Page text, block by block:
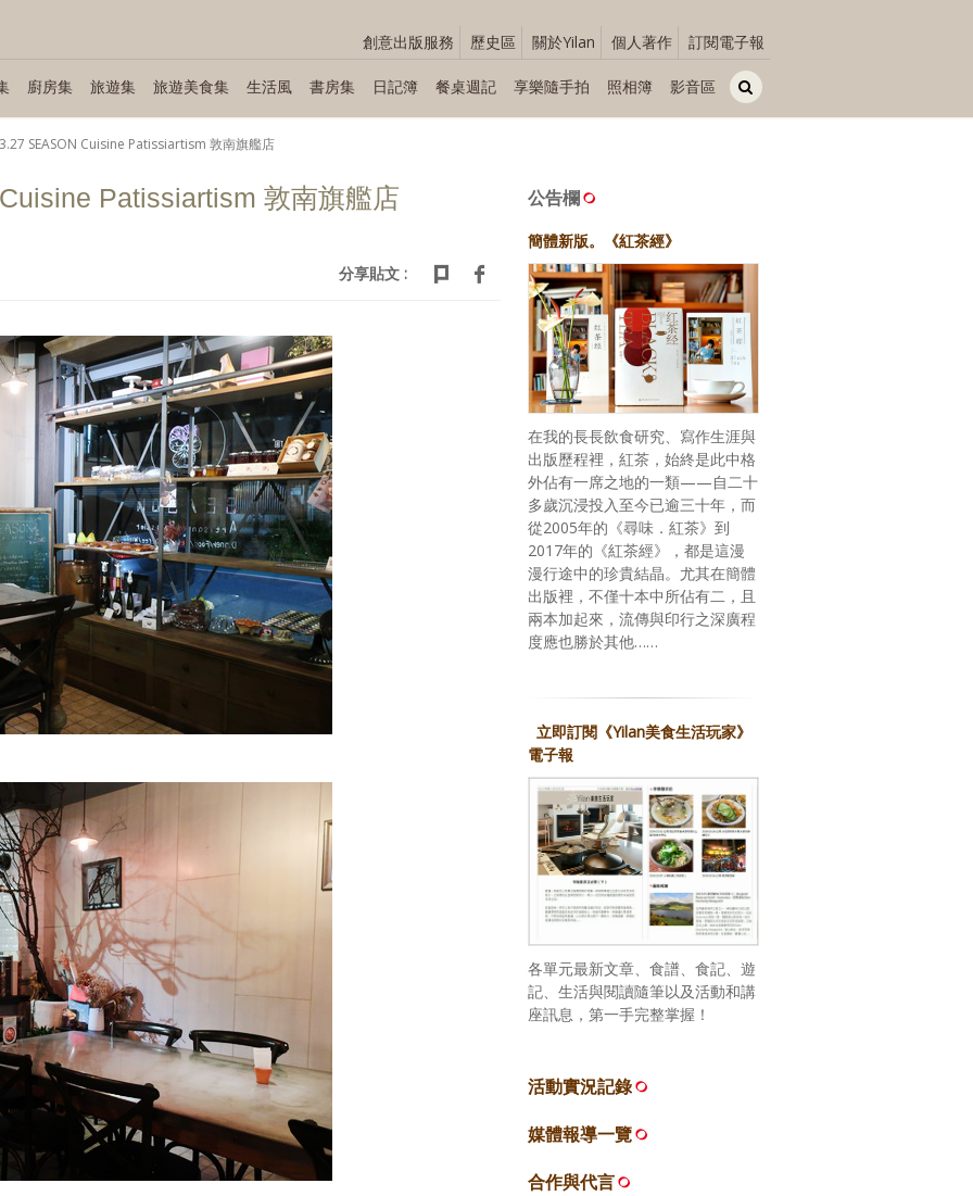
創意出版服務 歷史區 關於Yilan 個人著作 訂閱電子報
廚房集 旅遊集 旅遊美食集 生活風 書房集 日記簿 餐桌週記 享樂隨手拍 照相簿 影音區
SEASON Cuisine Patissiartism 敦南旗艦店
Patissiartism 敦南旗艦店
分享貼文 :
公告欄
簡體新版。《紅茶經》
在我的長長飲食研究、寫作生涯與
出版歷程裡，紅茶，始終是此中格
外佔有一席之地的一類——自二十
多歲沉浸投入至今已逾三十年，而
從2005年的《尋味．紅茶》到
2017年的《紅茶經》，都是這漫
漫行途中的珍貴結晶。尤其在簡體
出版裡，不僅十本中所佔有二，且
兩本加起來，流傳與印行之深廣程
度應也勝於其他……
立即訂閱《Yilan美食生活玩家》
電子報
各單元最新文章、食譜、食記、遊
記、生活與閱讀隨筆以及活動和講
座訊息，第一手完整掌握！
活動實況記錄
媒體報導一覽
合作與代言